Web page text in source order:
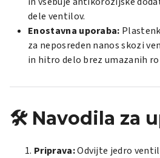
dele ventilov.
Enostavna uporaba:
za neposreden nanos skozi
in hitro delo brez umazanih
🛠️ Navodila za
Priprava:Odvijte jedro